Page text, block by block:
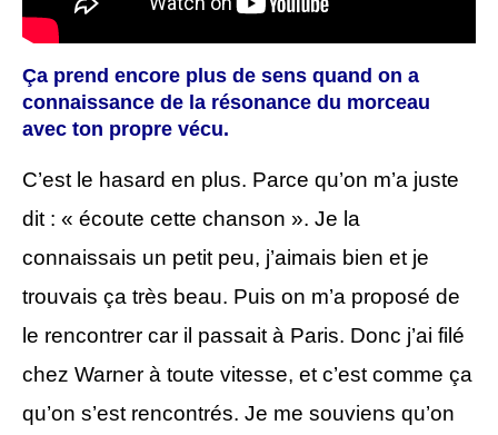
Ça prend encore plus de sens quand on a
connaissance de la résonance du morceau
avec ton propre vécu.
C’est le hasard en plus. Parce qu’on m’a juste
dit : « écoute cette chanson ». Je la
connaissais un petit peu, j’aimais bien et je
trouvais ça très beau. Puis on m’a proposé de
le rencontrer car il passait à Paris. Donc j’ai filé
chez Warner à toute vitesse, et c’est comme ça
qu’on s’est rencontrés. Je me souviens qu’on